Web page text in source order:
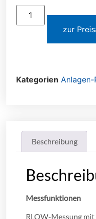
zur
Kategorien
Beschreibung
Messfunktionen
RLOW-Messung